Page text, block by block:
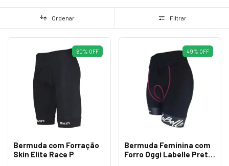
Ordenar Filtrar
60% OFF
Bermuda com Forração
Skin Elite Race P
49% OFF
Bermuda Feminina com
Forro Oggi Labelle Preta